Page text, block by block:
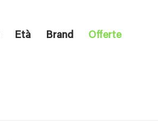
Età Brand Offerte